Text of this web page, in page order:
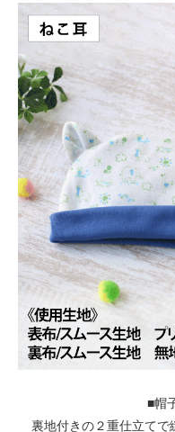
■帽
裏地付きの２重仕立てで